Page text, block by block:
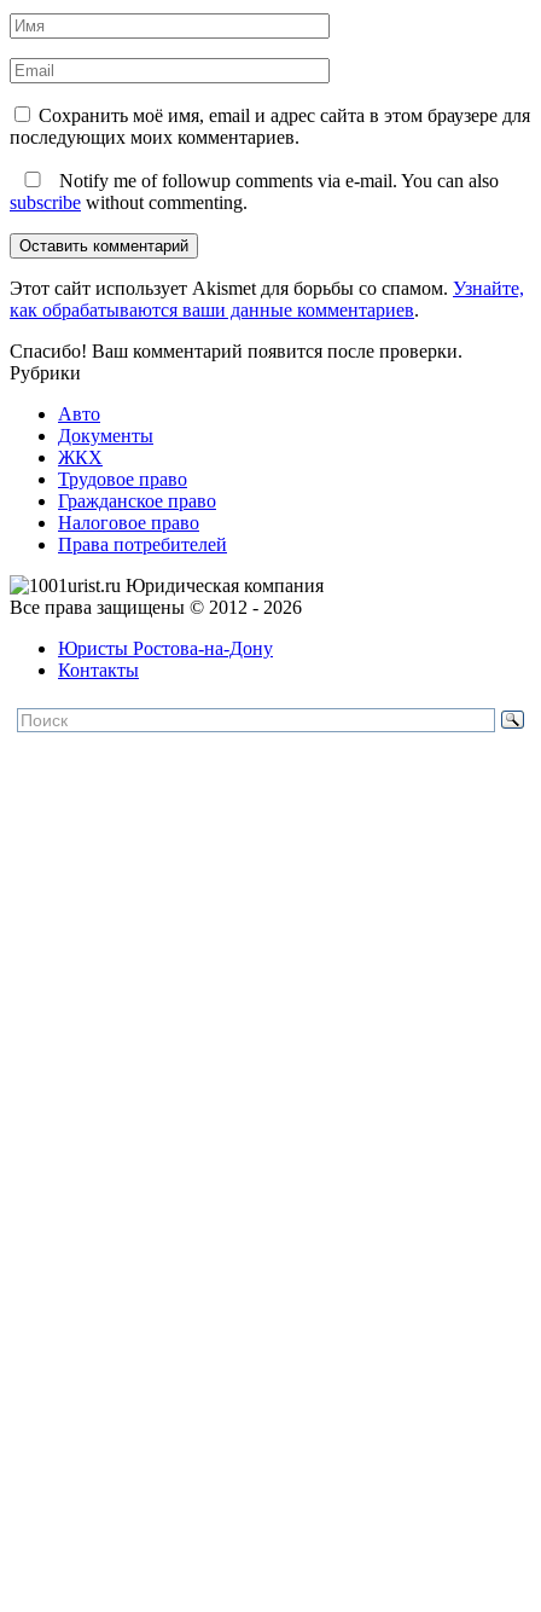
Сохранить моё имя, email и адрес сайта в этом браузере для
последующих моих комментариев.
Notify me of followup comments via e-mail. You can also
subscribe without commenting.
Оставить комментарий
Этот сайт использует Akismet для борьбы со спамом. Узнайте,
как обрабатываются ваши данные комментариев.
Спасибо! Ваш комментарий появится после проверки.
Рубрики
Авто
Документы
ЖКХ
Трудовое право
Гражданское право
Налоговое право
Права потребителей
Все права защищены © 2012 - 2026
Юристы Ростова-на-Дону
Контакты